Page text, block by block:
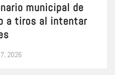
municipal de
a tiros al intentar
2026